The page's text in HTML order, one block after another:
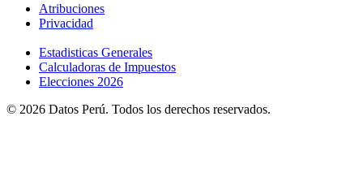
Atribuciones
Privacidad
Estadisticas Generales
Calculadoras de Impuestos
Elecciones 2026
© 2026 Datos Perú. Todos los derechos reservados.